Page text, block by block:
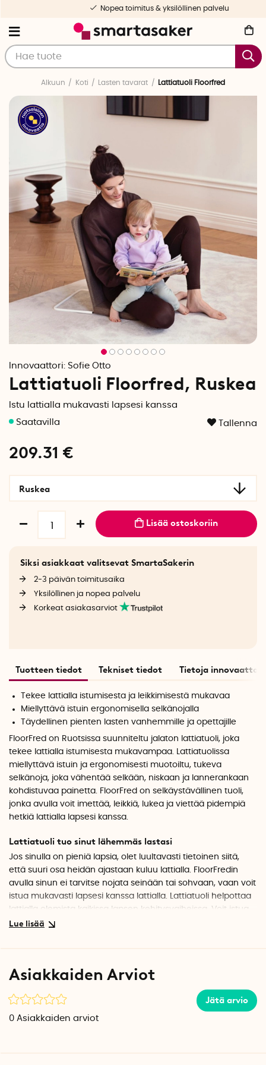
Nopea toimitus & yksilöllinen palvelu
Alkuun Koti Lasten tavarat Lattiatuoli Floorfred
Innovaattori: Sofie Otto
Lattiatuoli Floorfred, Ruskea
Istu lattialla mukavasti lapsesi kanssa
Tallenna
209.31 €
Ruskea
Lisää ostoskoriin
Siksi asiakkaat valitsevat SmartaSakerin
2-3 päivän toimitusaika
Yksilöllinen ja nopea palvelu
Korkeat asiakasarviot
Tuotteen tiedot Tekniset tiedot Tietoja
Tekee lattialla istumisesta ja leikkimisestä mukavaa
Miellyttävä istuin ergonomisella selkänojalla
Täydellinen pienten lasten vanhemmille ja opettajille
FloorFred on Ruotsissa suunniteltu jalaton lattiatuoli, joka
tekee lattialla istumisesta mukavampaa. Lattiatuolissa
miellyttävä istuin ja ergonomisesti muotoiltu, tukeva
selkänoja, joka vähentää selkään, niskaan ja lannerankaan
kohdistuvaa painetta. FloorFred on selkäystävällinen tuoli,
jonka avulla voit imettää, leikkiä, lukea ja viettää pidempiä
hetkiä lattialla lapsesi kanssa.
Lattiatuoli tuo sinut lähemmäs lastasi
Jos sinulla on pieniä lapsia, olet luultavasti tietoinen siitä,
että suuri osa heidän ajastaan kuluu lattialla. FloorFredin
avulla sinun ei tarvitse nojata seinään tai sohvaan, vaan voit
istua mukavasti lapsesi kanssa lattialla. Lattiatuoli helpottaa
lattialla olemista kaikissa lapsen kehitysvaiheissa. Voit istua
mukavasti lattialla siitä lähtien, kun lapsesi aloittaa
lapsen kiintymyssuhteiden kehittymistä.
Mukava tuoli lattialla leikkimistä varten
FloorFred-lattiatuoli sopii erinomaisesti apuvälineeksi
Asiakkaiden Arviot
Jätä arvio
0 Asiakkaiden arviot